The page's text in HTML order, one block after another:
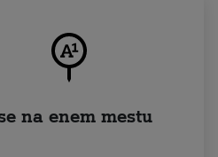
na enem mestu